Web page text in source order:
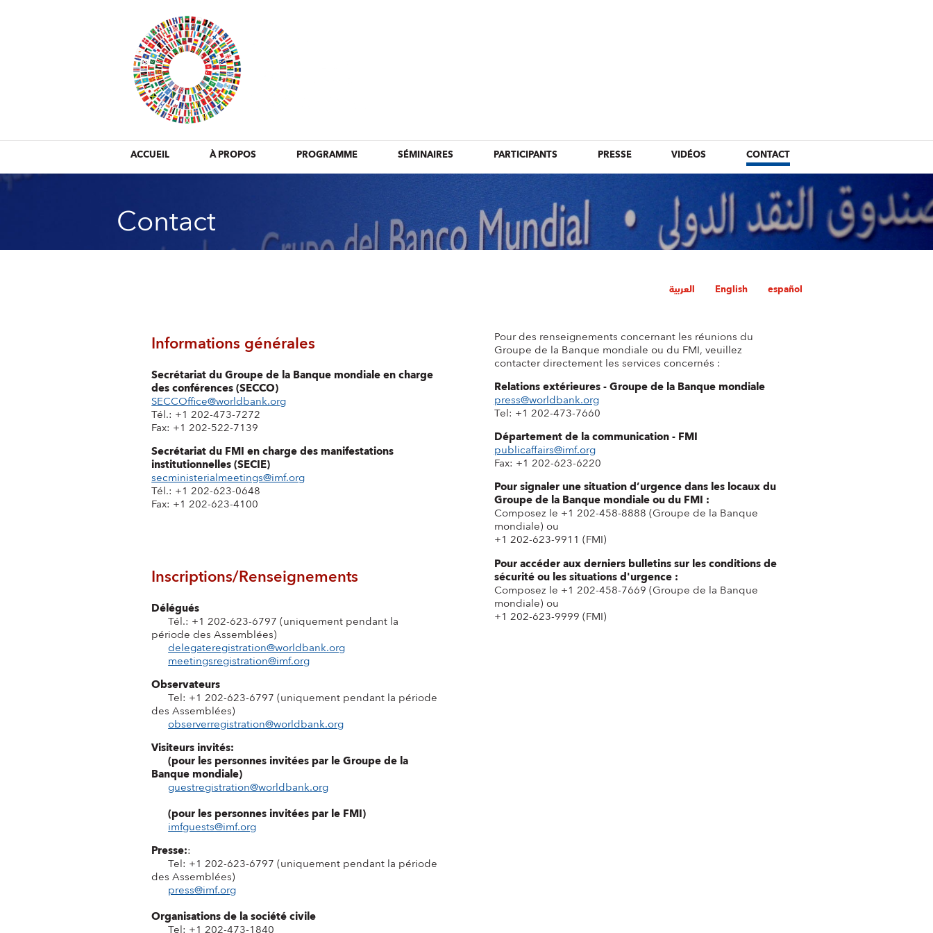
ACCUEIL À PROPOS PROGRAMME SÉMINAIRES PARTICIPANTS PRESSE VIDÉOS CONTACT
Contact
العربية English español
Informations générales
Secrétariat du Groupe de la Banque mondiale en charge
des conférences (SECCO)
SECCOffice@worldbank.org
Tél.: +1 202-473-7272
Fax: +1 202-522-7139
Secrétariat du FMI en charge des manifestations
institutionnelles (SECIE)
secministerialmeetings@imf.org
Tél.: +1 202-623-0648
Fax: +1 202-623-4100
Inscriptions/Renseignements
Délégués
Tél.: +1 202-623-6797 (uniquement pendant la
période des Assemblées)
delegateregistration@worldbank.org
meetingsregistration@imf.org
Observateurs
Tel: +1 202-623-6797 (uniquement pendant la période
des Assemblées)
observerregistration@worldbank.org
Visiteurs invités:
(pour les personnes invitées par le Groupe de la
Banque mondiale)
guestregistration@worldbank.org
(pour les personnes invitées par le FMI)
imfguests@imf.org
Presse::
Tel: +1 202-623-6797 (uniquement pendant la période
des Assemblées)
press@imf.org
Organisations de la société civile
Pour des renseignements concernant les réunions du
Groupe de la Banque mondiale ou du FMI, veuillez
contacter directement les services concernés :
Relations extérieures - Groupe de la Banque mondiale
press@worldbank.org
Tel: +1 202-473-7660
Département de la communication - FMI
publicaffairs@imf.org
Fax: +1 202-623-6220
Pour signaler une situation d’urgence dans les locaux du
Groupe de la Banque mondiale ou du FMI :
Composez le +1 202-458-8888 (Groupe de la Banque
mondiale) ou
+1 202-623-9911 (FMI)
Pour accéder aux derniers bulletins sur les conditions de
sécurité ou les situations d'urgence :
Composez le +1 202-458-7669 (Groupe de la Banque
mondiale) ou
+1 202-623-9999 (FMI)